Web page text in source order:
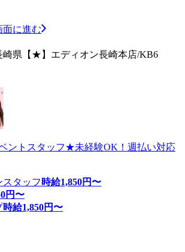
面に進む
崎県【★】エディオン長崎本店/KB6
ントスタッフ★未経験OK！週払い対応
スタッフ 時給1,850円〜
円〜
時給1,850円〜